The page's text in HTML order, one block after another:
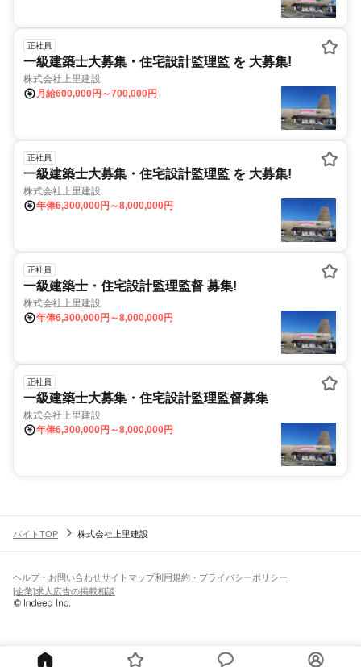
正社員
一級建築士大募集・住宅設計監理監 を 大募集!
株式会社上里建設
月給600,000円～700,000円
正社員
一級建築士大募集・住宅設計監理監 を 大募集!
株式会社上里建設
年俸6,300,000円～8,000,000円
正社員
一級建築士・住宅設計監理監督 募集!
株式会社上里建設
年俸6,300,000円～8,000,000円
正社員
一級建築士大募集・住宅設計監理監督募集
株式会社上里建設
年俸6,300,000円～8,000,000円
バイトTOP 株式会社上里建設
ヘルプ・お問い合わせサイトマップ利用規約・プライバシーポリシー
[企業]求人広告の掲載相談